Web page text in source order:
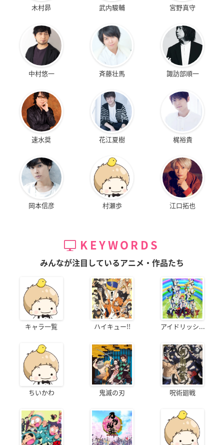
木村昴 武内駿輔 宮野真守
中村悠一 斉藤壮馬 諏訪部順一
速水奨 花江夏樹 梶裕貴
岡本信彦 村瀬歩 江口拓也
KEYWORDS
みんなが注目しているアニメ・作品たち
キャラ一覧 ハイキュー!! アイドリッシ...
ちいかわ 鬼滅の刃 呪術廻戦